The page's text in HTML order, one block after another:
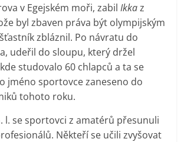
v Egejském moři, zabilIkkaz
byl zbaven práva být olympijským
zbláznil. Po návratu do
udeřil do sloupu, který držel
studovalo 60 chlapců a ta se
jméno sportovce zaneseno do
tohoto roku.
l. se sportovci z amatérů přesunuli
Někteří se učili zvyšovat